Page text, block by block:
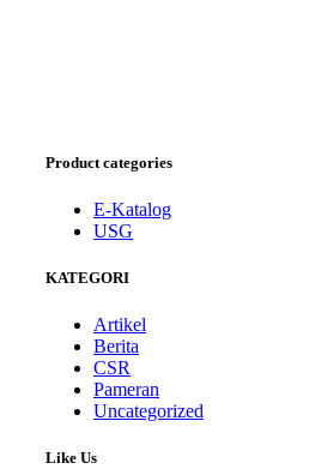
Product categories
E-Katalog
USG
KATEGORI
Artikel
Berita
CSR
Pameran
Uncategorized
Like Us